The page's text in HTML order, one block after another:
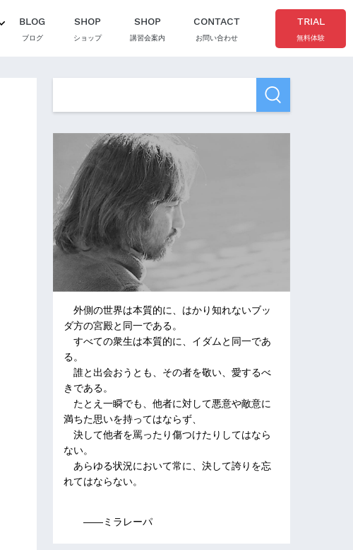
BLOG
ブログ
SHOP
ショップ
SHOP
講習会案内
CONTACT
お問い合わせ
TRIAL
無料体験
外側の世界は本質的に、はかり知れないブッ
ダ方の宮殿と同一である。
すべての衆生は本質的に、イダムと同一であ
る。
誰と出会おうとも、その者を敬い、愛するべ
きである。
たとえ一瞬でも、他者に対して悪意や敵意に
満ちた思いを持ってはならず、
決して他者を罵ったり傷つけたりしてはなら
ない。
あらゆる状況において常に、決して誇りを忘
れてはならない。
――ミラレーパ